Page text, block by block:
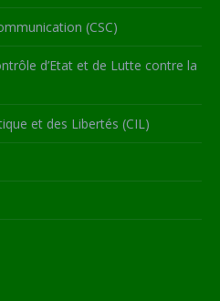
(CSC)
d’Etat et de Lutte contre la
et des Libertés (CIL)